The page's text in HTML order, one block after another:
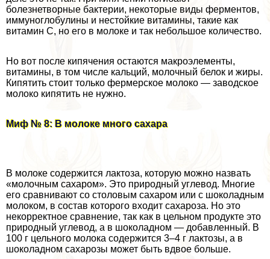
болезнетворные бактерии, некоторые виды ферментов,
иммуноглобулины и нестойкие витамины, такие как
витамин С, но его в молоке и так небольшое количество.
Но вот после кипячения остаются макроэлементы,
витамины, в том числе кальций, молочный белок и жиры.
Кипятить стоит только фермерское молоко — заводское
молоко кипятить не нужно.
Миф № 8: В молоке много сахара
В молоке содержится лактоза, которую можно назвать
«молочным сахаром». Это природный углевод. Многие
его сравнивают со столовым сахаром или с шоколадным
молоком, в состав которого входит сахароза. Но это
некорректное сравнение, так как в цельном продукте это
природный углевод, а в шоколадном — добавленный. В
100 г цельного молока содержится 3–4 г лактозы, а в
шоколадном сахарозы может быть вдвое больше.